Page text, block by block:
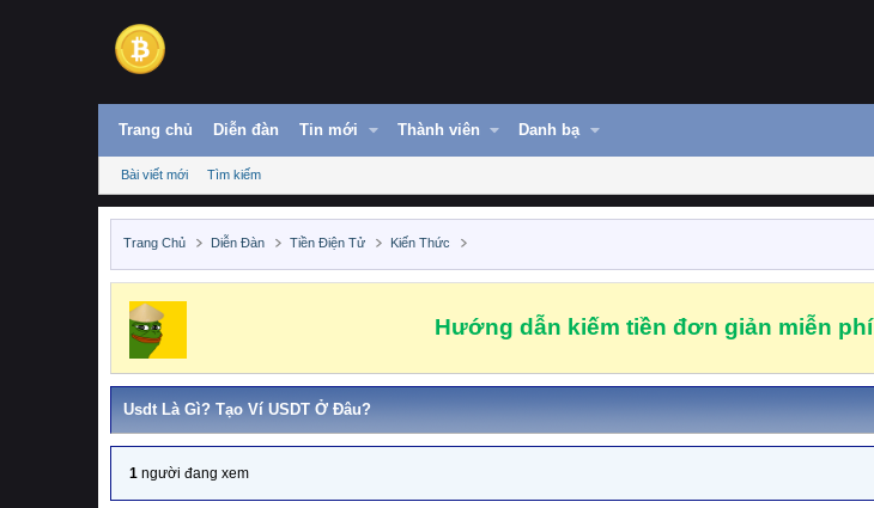
Trang chủ Diễn đàn Tin mới Thành viên Danh bạ
Bài viết mới Tìm kiếm
Trang Chủ Diễn Đàn Tiền Điện Tử Kiến Thức
Hướng dẫn kiếm tiền đơn giản miễn phí
Usdt Là Gì? Tạo Ví USDT Ở Đâu?
1 người đang xem